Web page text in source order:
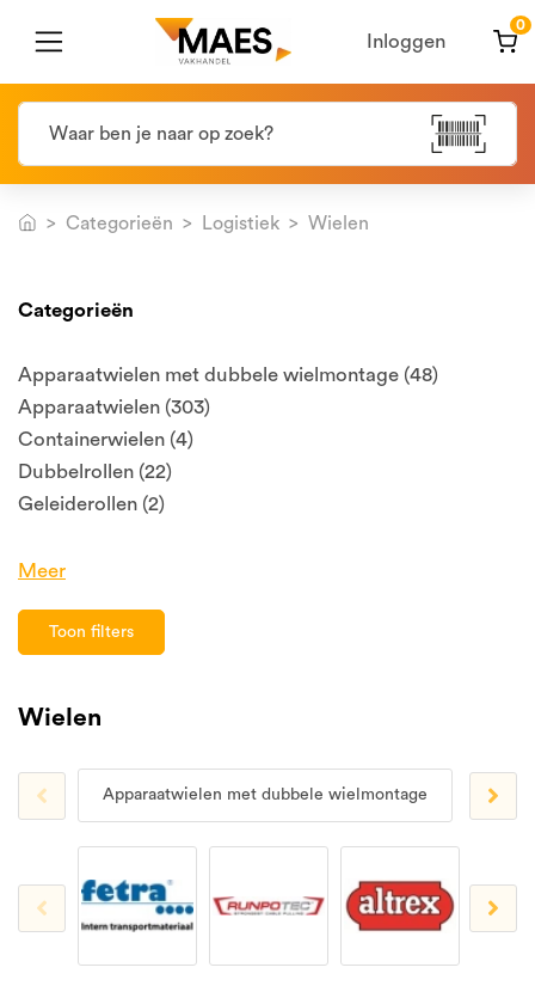
Inloggen
0
Categorieën Logistiek Wielen
Categorieën
Apparaatwielen met dubbele wielmontage (48)
Apparaatwielen (303)
Containerwielen (4)
Dubbelrollen (22)
Geleiderollen (2)
Meer
Toon filters
Wielen
Apparaatwielen met dubbele wielmontage